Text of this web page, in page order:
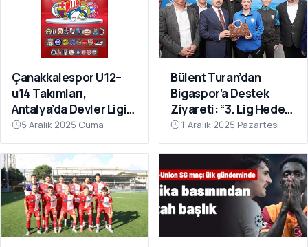
Çanakkalespor U12–
u14 Takımları,
Antalya’da Devler Ligi
Sahnesinde!
5 Aralık 2025 Cuma
Bülent Turan’dan
Bigaspor’a Destek
Ziyareti: “3. Lig Hedefi
Çok Yakın”
1 Aralık 2025 Pazartesi